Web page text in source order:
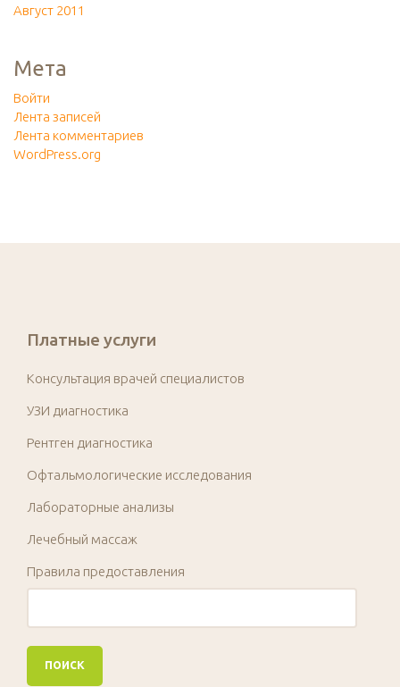
Август 2011
Мета
Войти
Лента записей
Лента комментариев
WordPress.org
Платные услуги
Консультация врачей специалистов
УЗИ диагностика
Рентген диагностика
Офтальмологические исследования
Лабораторные анализы
Лечебный массаж
Правила предоставления